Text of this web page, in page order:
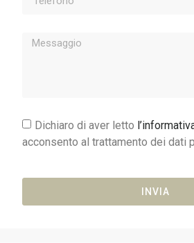
Dichiaro di aver letto
acconsento al trattamento dei dati
INVIA